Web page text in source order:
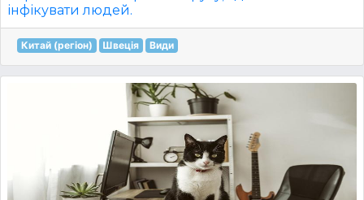
інфікувати людей.
Китай (регіон) Швеція Види